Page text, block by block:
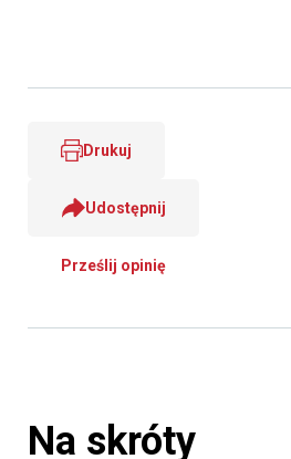
Drukuj
Udostępnij
Prześlij opinię
Na skróty